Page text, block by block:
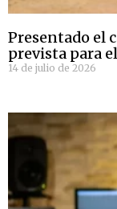
Presentado el
prevista para
14 de julio de 2026